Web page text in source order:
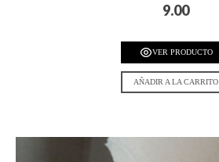
9.00
VER PRODUCTO
AÑADIR A LA CARRITO